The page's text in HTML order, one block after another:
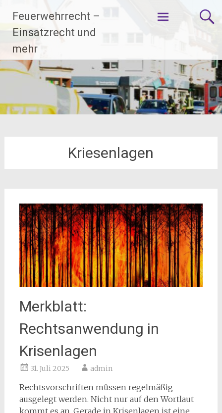
Inhalt
springen
Feuerwehrrecht –
Einsatzrecht und
mehr
Kriesenlagen
Merkblatt:
Rechtsanwendung in
Krisenlagen
31. Juli 2025 admin
Rechtsvorschriften müssen regelmäßig
ausgelegt werden. Nicht nur auf den Wortlaut
kommt es an. Gerade in Krisenlagen ist eine